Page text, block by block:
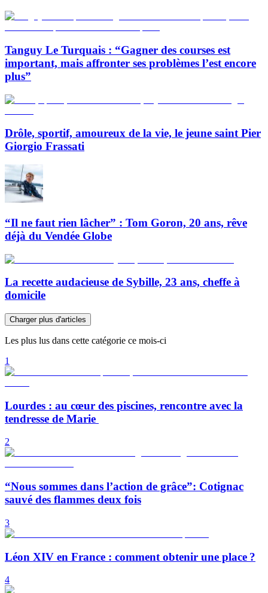
Tanguy Le Turquais : “Gagner des courses est
important, mais affronter ses problèmes l’est encore
plus”
Drôle, sportif, amoureux de la vie, le jeune saint Pier
Giorgio Frassati
“Il ne faut rien lâcher” : Tom Goron, 20 ans, rêve
déjà du Vendée Globe
La recette audacieuse de Sybille, 23 ans, cheffe à
domicile
Charger plus d'articles
Les plus lus dans cette catégorie ce mois-ci
1
Lourdes : au cœur des piscines, rencontre avec la
tendresse de Marie
2
“Nous sommes dans l’action de grâce”: Cotignac
sauvé des flammes deux fois
3
Léon XIV en France : comment obtenir une place ?
4